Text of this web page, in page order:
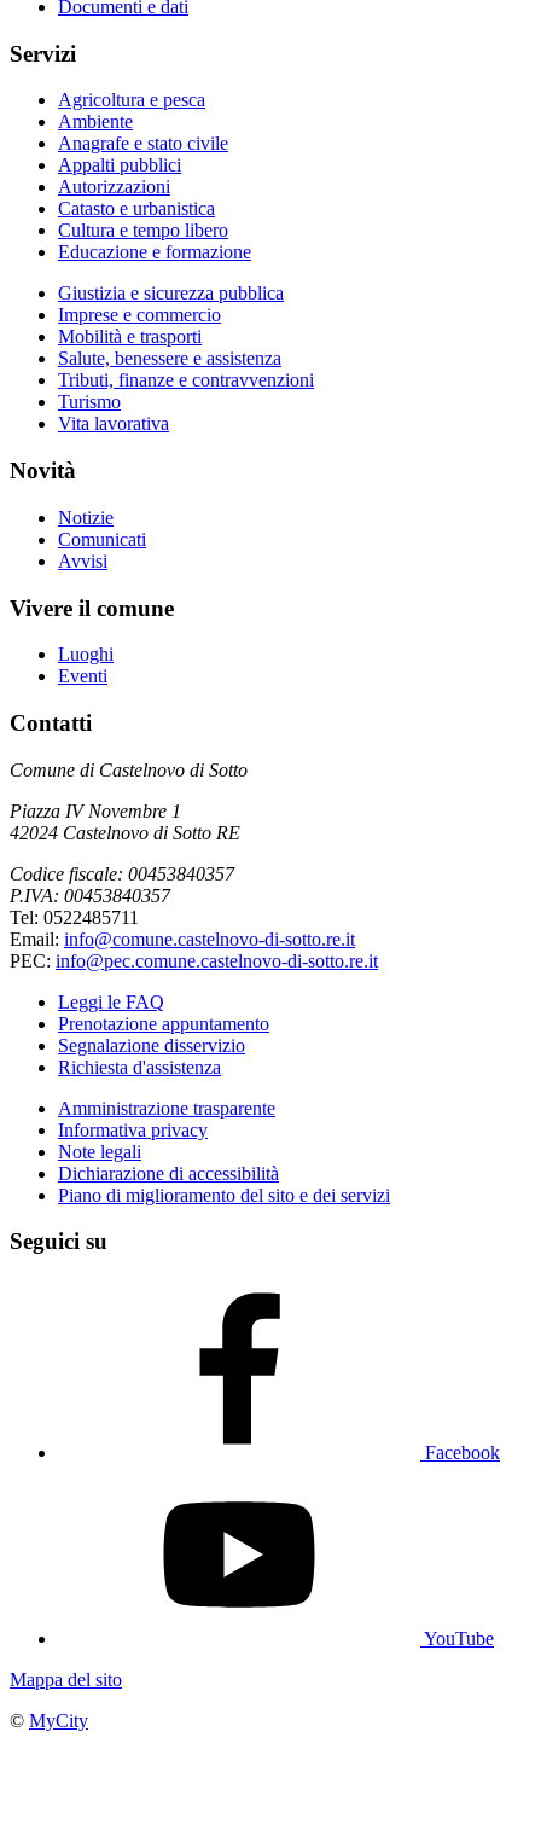
Documenti e dati
Servizi
Agricoltura e pesca
Ambiente
Anagrafe e stato civile
Appalti pubblici
Autorizzazioni
Catasto e urbanistica
Cultura e tempo libero
Educazione e formazione
Giustizia e sicurezza pubblica
Imprese e commercio
Mobilità e trasporti
Salute, benessere e assistenza
Tributi, finanze e contravvenzioni
Turismo
Vita lavorativa
Novità
Notizie
Comunicati
Avvisi
Vivere il comune
Luoghi
Eventi
Contatti
Comune di Castelnovo di Sotto
Piazza IV Novembre 1
42024 Castelnovo di Sotto RE
Codice fiscale: 00453840357
P.IVA: 00453840357
Tel: 0522485711
Email: info@comune.castelnovo-di-sotto.re.it
PEC: info@pec.comune.castelnovo-di-sotto.re.it
Leggi le FAQ
Prenotazione appuntamento
Segnalazione disservizio
Richiesta d'assistenza
Amministrazione trasparente
Informativa privacy
Note legali
Dichiarazione di accessibilità
Piano di miglioramento del sito e dei servizi
Seguici su
Facebook
YouTube
Mappa del sito
© MyCity